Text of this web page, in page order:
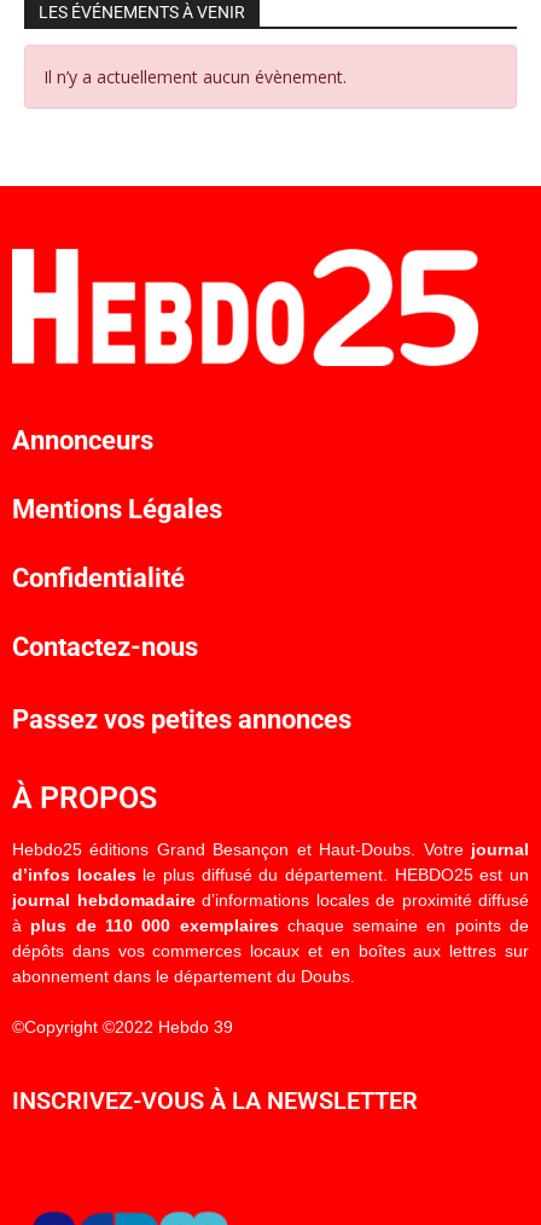
LES ÉVÉNEMENTS À VENIR
Il n’y a actuellement aucun évènement.
Annonceurs
Mentions Légales
Confidentialité
Contactez-nous
Passez vos petites annonces
À PROPOS
Hebdo25 éditions Grand Besançon et Haut-Doubs. Votre journal
d’infos localesle plus diffusé du département. HEBDO25 est un
journal hebdomadaired’informations locales de proximité diffusé
à plus de 110 000 exemplaireschaque semaine en points de
dépôts dans vos commerces locaux et en boîtes aux lettres sur
abonnement dans le département du Doubs.
©Copyright ©2022 Hebdo 39
INSCRIVEZ-VOUS À LA NEWSLETTER